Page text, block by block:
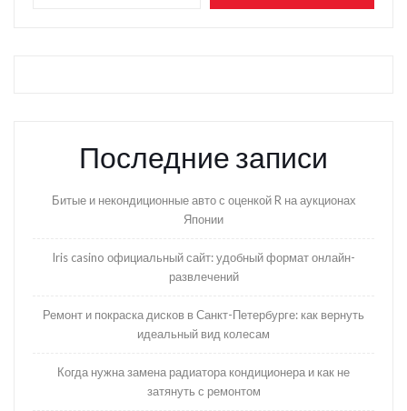
Последние записи
Битые и некондиционные авто с оценкой R на аукционах
Японии
Iris casino официальный сайт: удобный формат онлайн-
развлечений
Ремонт и покраска дисков в Санкт-Петербурге: как вернуть
идеальный вид колесам
Когда нужна замена радиатора кондиционера и как не
затянуть с ремонтом